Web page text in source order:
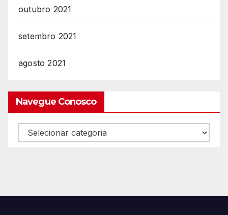
outubro 2021
setembro 2021
agosto 2021
Navegue Conosco
Navegue
Conosco